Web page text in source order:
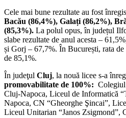
Cele mai bune rezultate au fost
Bacău (86,4%), Galați (86,2%),
(85,3%). La polul opus, în județul
slabe rezultate de anul acesta –
și Gorj – 67,7%. În București, rata
de 85,1%.
În judeţul Cluj, la nouă licee s-a
promovabilitate de 100%:
Cluj-Napoca, Liceul de Informatică
Napoca, CN “Gheorghe Şincai”,
Liceul Unitarian “Janos Zsigmond”,